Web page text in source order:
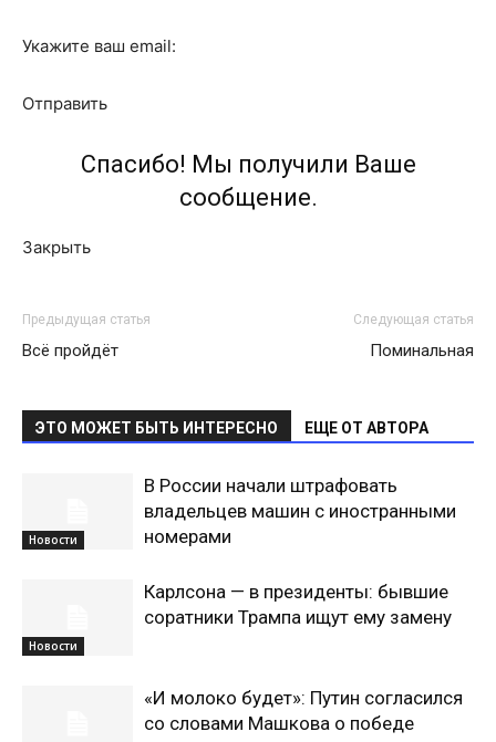
Укажите ваш email:
Отправить
Спасибо! Мы получили Ваше
сообщение.
Закрыть
Предыдущая статья
Всё пройдёт
Следующая статья
Поминальная
ЭТО МОЖЕТ БЫТЬ ИНТЕРЕСНО ЕЩЕ ОТ АВТОРА
Новости
В России начали штрафовать
владельцев машин с иностранными
номерами
Новости
Карлсона — в президенты: бывшие
соратники Трампа ищут ему замену
«И молоко будет»: Путин согласился
со словами Машкова о победе